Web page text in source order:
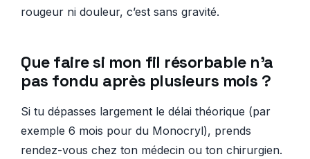
rougeur ni douleur, c’est sans gravité.
Que faire si mon fil résorbable n’a
pas fondu après plusieurs mois ?
Si tu dépasses largement le délai théorique (par
exemple 6 mois pour du Monocryl), prends
rendez-vous chez ton médecin ou ton chirurgien.